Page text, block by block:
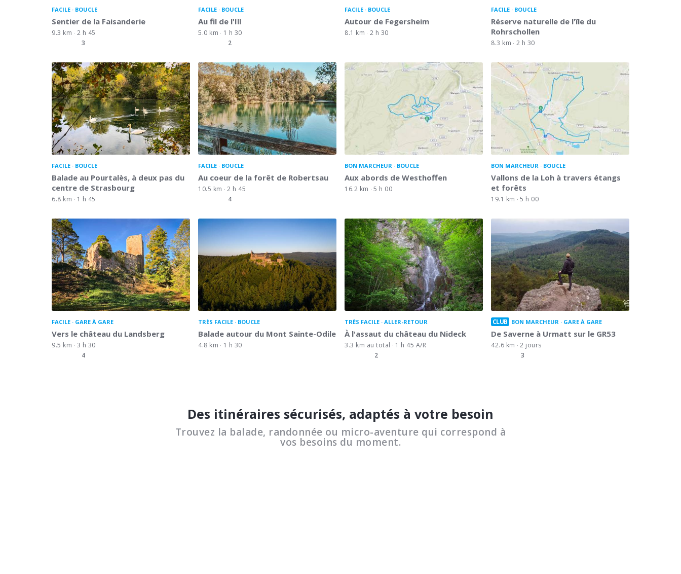
FACILE BOUCLE
Sentier de la Faisanderie
9.3 km
2 h 45
3
FACILE BOUCLE
Au fil de l'Ill
5.0 km
1 h 30
2
FACILE BOUCLE
Autour de Fegersheim
8.1 km 2 h 30
FACILE BOUCLE
Réserve naturelle de l'île du
Rohrschollen
8.3 km 2 h 30
FACILE BOUCLE
Balade au Pourtalès, à deux pas du
centre de Strasbourg
6.8 km 1 h 45
FACILE BOUCLE
Au coeur de la forêt de Robertsau
10.5 km
2 h 45
4
BON MARCHEUR BOUCLE
Aux abords de Westhoffen
16.2 km 5 h 00
BON MARCHEUR BOUCLE
Vallons de la Loh à travers étangs
et forêts
19.1 km 5 h 00
FACILE GARE À GARE
Vers le château du Landsberg
9.5 km
3 h 30
4
TRÈS FACILE BOUCLE
Balade autour du Mont Sainte-Odile
4.8 km 1 h 30
TRÈS FACILE ALLER-RETOUR
À l'assaut du château du Nideck
3.3 km au total
1 h 45 A/R
2
CLUB BON MARCHEUR GARE À GARE
De Saverne à Urmatt sur le GR53
42.6 km
2 jours
3
Des itinéraires sécurisés, adaptés à votre besoin
Trouvez la balade, randonnée ou micro-aventure qui correspond à
vos besoins du moment.